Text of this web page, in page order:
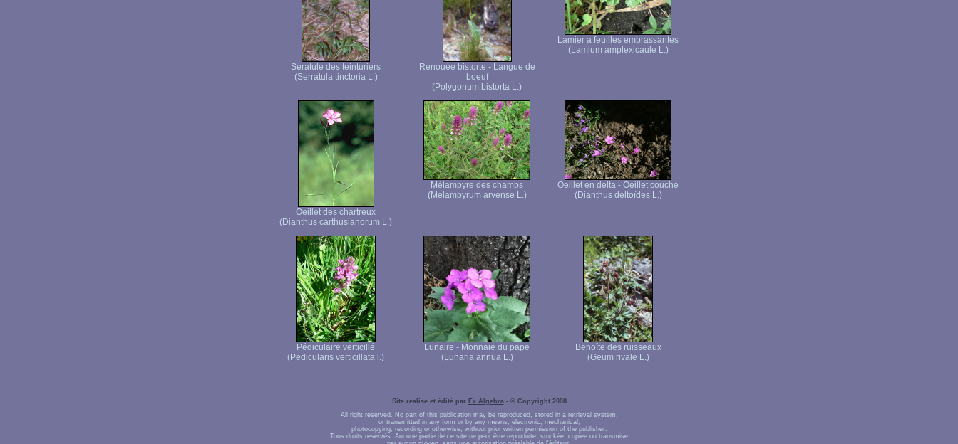
Sératule des teinturiers
(Serratula tinctoria L.)
Renouée bistorte - Langue de
boeuf
(Polygonum bistorta L.)
Lamier à feuilles embrassantes
(Lamium amplexicaule L.)
Oeillet des chartreux
(Dianthus carthusianorum L.)
Mélampyre des champs
(Melampyrum arvense L.)
Oeillet en delta - Oeillet couché
(Dianthus deltoïdes L.)
Pédiculaire verticillé
(Pedicularis verticillata l.)
Lunaire - Monnaie du pape
(Lunaria annua L.)
Benoîte des ruisseaux
(Geum rivale L.)
Site réalisé et édité par Ex Algebra- © Copyright 2008
All right reserved. No part of this publication may be reproduced, stored in a retrieval system,
or transmitted in any form or by any means, electronic, mechanical,
photocopying, recording or otherwise, without prior written permission of the publisher.
Tous droits réservés. Aucune partie de ce site ne peut être reproduite, stockée, copiée ou transmise